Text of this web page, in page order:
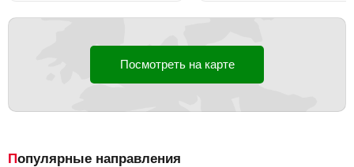
Посмотреть на карте
Популярные направления